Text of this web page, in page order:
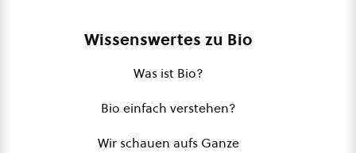
Wissenswertes zu Bio
Was ist Bio?
Bio einfach verstehen?
Wir schauen aufs Ganze